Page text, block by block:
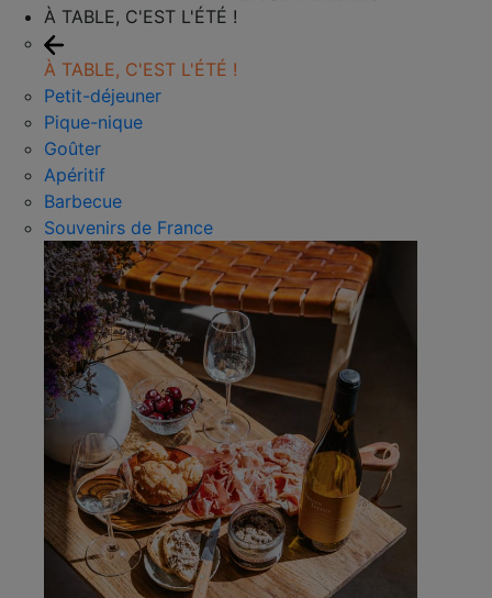
À TABLE, C'EST L'ÉTÉ !
À TABLE, C'EST L'ÉTÉ !
Petit-déjeuner
Pique-nique
Goûter
Apéritif
Barbecue
Souvenirs de France